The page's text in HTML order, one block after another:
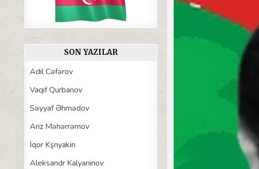
SON YAZILAR
Adil Cəfərov
Vaqif Qurbanov
Səyyaf Əhmədov
Ariz Məhərrəmov
İqor Kşnyakin
Aleksandr Kalyaninov